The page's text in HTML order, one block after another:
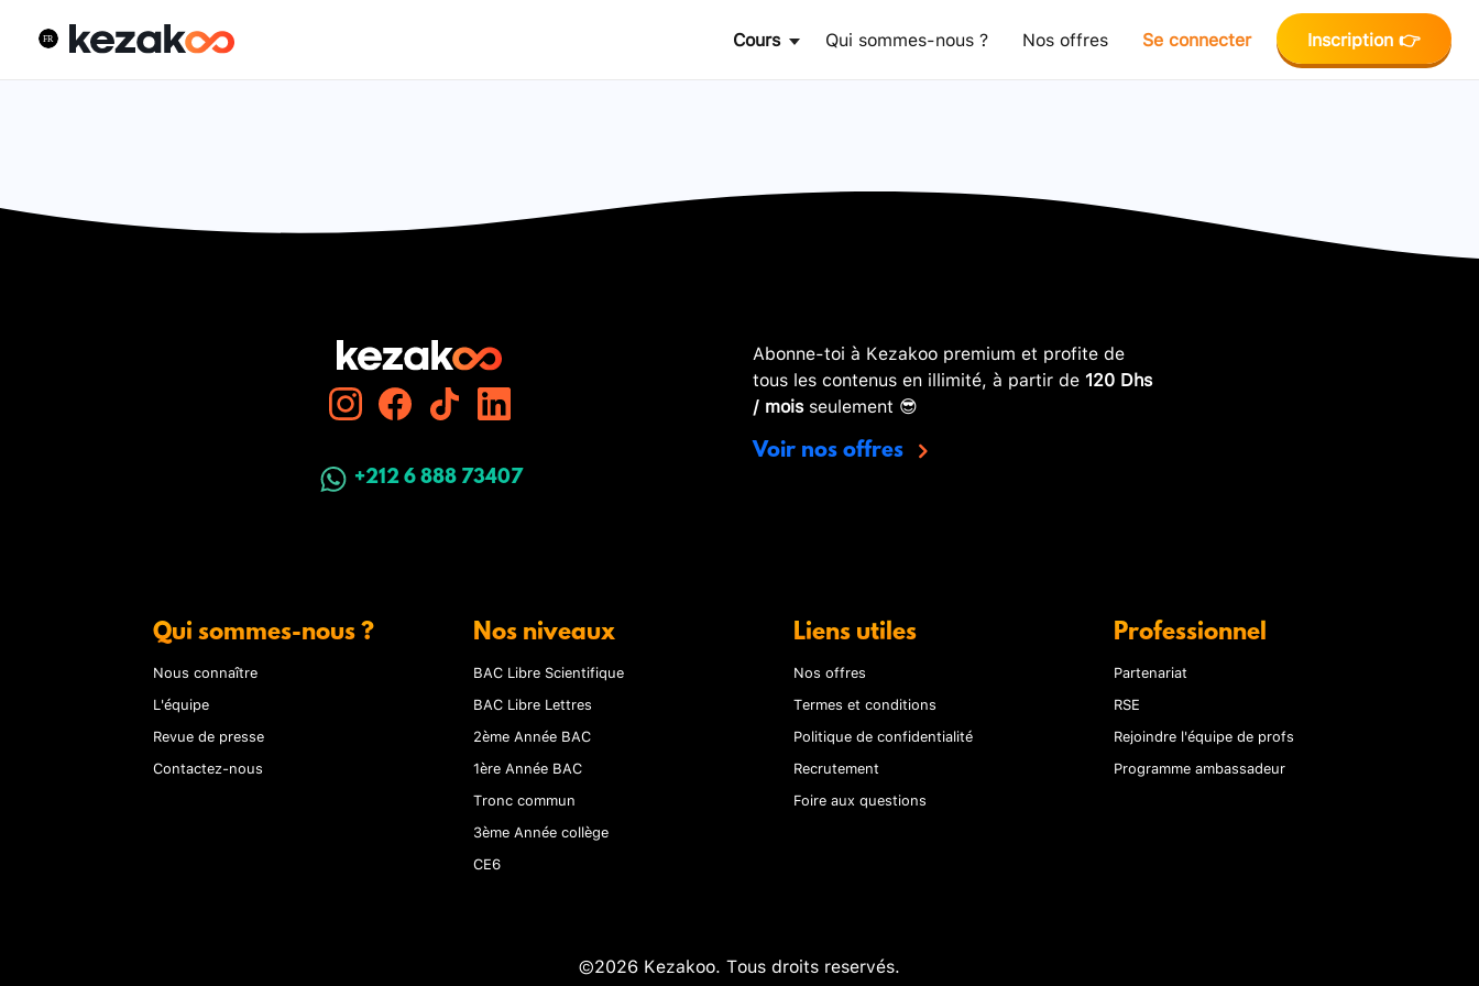
Cours Qui sommes-nous ? Nos offres Se connecter Inscription 👉
+212 6 888 73407
Abonne-toi à Kezakoo premium et profite de
tous les contenus en illimité, à partir de 120 Dhs
/ moisseulement 😎
Voir nos offres
Qui sommes-nous ?
Nous connaître
L'équipe
Revue de presse
Contactez-nous
Nos niveaux
BAC Libre Scientifique
BAC Libre Lettres
2ème Année BAC
1ère Année BAC
Tronc commun
3ème Année collège
CE6
Liens utiles
Nos offres
Termes et conditions
Politique de confidentialité
Recrutement
Foire aux questions
Professionnel
Partenariat
RSE
Rejoindre l'équipe de profs
Programme ambassadeur
©2026 Kezakoo. Tous droits reservés.